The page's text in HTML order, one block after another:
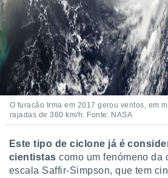
O furacão Irma em 2017 gerou ventos, em
rajadas de 360 km/h. Fonte: NASA
Este tipo de ciclone já é
cientistas como um fenómeno da
escala Saffir-Simpson, que tem